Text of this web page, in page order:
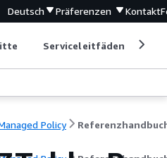
Deutsch Präferenzen Kontakt
Serviceleitfäden
Policy